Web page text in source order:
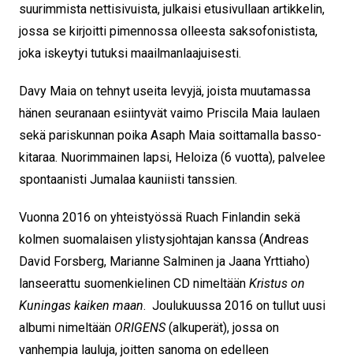
suurimmista nettisivuista, julkaisi etusivullaan artikkelin,
jossa se kirjoitti pimennossa olleesta saksofonistista,
joka iskeytyi tutuksi maailmanlaajuisesti.
Davy Maia on tehnyt useita levyjä, joista muutamassa
hänen seuranaan esiintyvät vaimo Priscila Maia laulaen
sekä pariskunnan poika Asaph Maia soittamalla basso-
kitaraa. Nuorimmainen lapsi, Heloiza (6 vuotta), palvelee
spontaanisti Jumalaa kauniisti tanssien.
Vuonna 2016 on yhteistyössä Ruach Finlandin sekä
kolmen suomalaisen ylistysjohtajan kanssa (Andreas
David Forsberg, Marianne Salminen ja Jaana Yrttiaho)
lanseerattu suomenkielinen CD nimeltään Kristus on
Kuningas kaiken maan. Joulukuussa 2016 on tullut uusi
albumi nimeltään ORIGENS(alkuperät), jossa on
vanhempia lauluja, joitten sanoma on edelleen